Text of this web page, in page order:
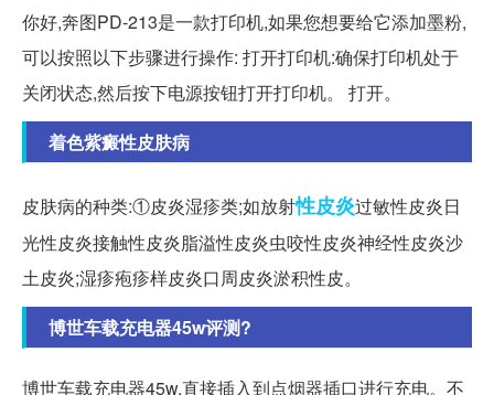
你好,奔图PD-213是一款打印机,如果您想要给它添加墨粉,
可以按照以下步骤进行操作: 打开打印机:确保打印机处于
关闭状态,然后按下电源按钮打开打印机。 打开。
着色紫癜性皮肤病
皮肤病的种类:①皮炎湿疹类;如放射性皮炎过敏性皮炎日
光性皮炎接触性皮炎脂溢性皮炎虫咬性皮炎神经性皮炎沙
土皮炎;湿疹疱疹样皮炎口周皮炎淤积性皮。
博世车载充电器45w评测?
博世车载充电器45w,直接插入到点烟器插口进行充电。不